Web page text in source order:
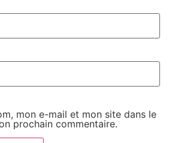
mon e-mail et mon site dans le
prochain commentaire.